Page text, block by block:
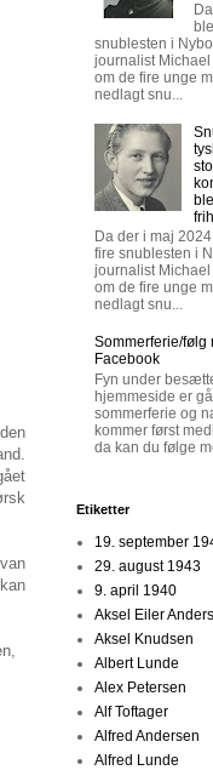
snublesten i
journalist
om de fire unge
nedlagt snu...
Da der i maj
fire snublesten i
journalist
om de fire unge
nedlagt snu...
Sommerferie/følg
Facebook
Fyn under
hjemmeside er
sommerferie og
kommer først
da kan du følge
Etiketter
19. september
29. august 1943
9. april 1940
Aksel Eiler
Aksel Knudsen
Albert Lunde
Alex Petersen
Alf Toftager
Alfred Andersen
Alfred Lunde